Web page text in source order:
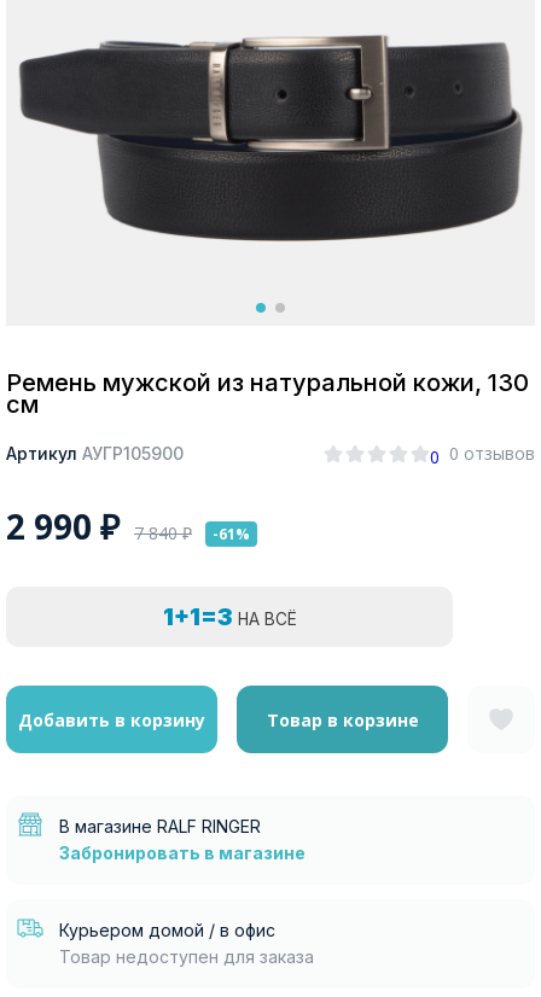
Москва
Да, все верно
Ремень мужской из натуральной кожи, 130
см
Артикул АУГР105900 0 0 отзывов
2 990 ₽ 7 840₽ -61%
1+1=3 НА ВСЁ
Добавить в корзину Товар в корзине
В магазине RALF RINGER
Забронировать в магазине
Курьером домой / в офис
Товар недоступен для заказа